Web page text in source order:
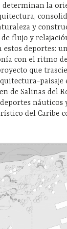
determinan la
y
flujo y
estos deportes:
con el ritmo
que
paisaje
de Salinas del
náuticos
del Caribe